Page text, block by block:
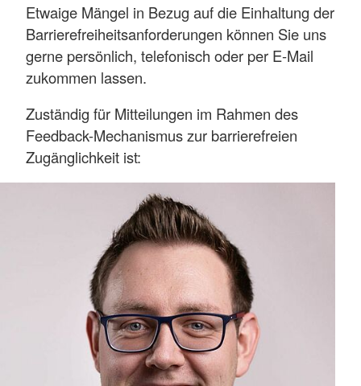
Etwaige Mängel in Bezug auf die Einhaltung der
Barrierefreiheitsanforderungen können Sie uns
gerne persönlich, telefonisch oder per E-Mail
zukommen lassen.
Zuständig für Mitteilungen im Rahmen des
Feedback-Mechanismus zur barrierefreien
Zugänglichkeit ist: